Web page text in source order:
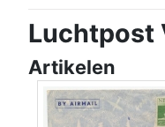
Luchtpost
Artikelen